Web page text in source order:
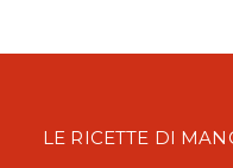
LE RICETTE DI